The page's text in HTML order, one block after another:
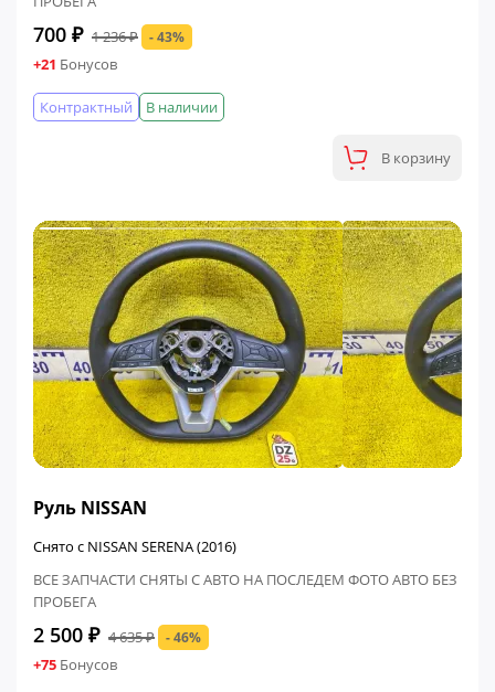
700 ₽ 1 236 ₽ - 43%
+21 Бонусов
В наличии
Контрактный
В корзину
Руль NISSAN
Снято с NISSAN SERENA (2016)
ВСЕ ЗАПЧАСТИ СНЯТЫ С АВТО НА ПОСЛЕДЕМ ФОТО АВТО БЕЗ
ПРОБЕГА
2 500 ₽ 4 635 ₽ - 46%
+75 Бонусов